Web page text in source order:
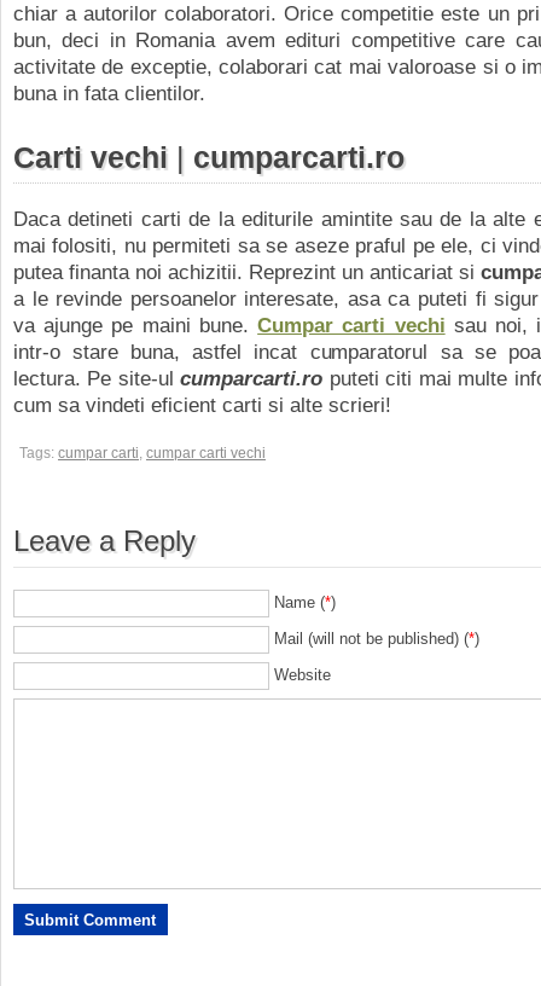
chiar a autorilor colaboratori. Orice competitie este un
bun, deci in Romania avem edituri competitive care
activitate de exceptie, colaborari cat mai valoroase si o
buna in fata clientilor.
Carti vechi | cumparcarti.ro
Daca detineti carti de la editurile amintite sau de la alte
mai folositi, nu permiteti sa se aseze praful pe ele, ci
putea finanta noi achizitii. Reprezint un anticariat si
a le revinde persoanelor interesate, asa ca puteti fi
va ajunge pe maini bune.Cumpar carti vechi sau noi,
intr-o stare buna, astfel incat cumparatorul sa se
lectura. Pe site-ulcumparcarti.ro puteti citi mai multe
cum sa vindeti eficient carti si alte scrieri!
Tags: cumpar carti, cumpar carti vechi
Leave a Reply
Name (*)
Mail (will not be published) (*)
Website